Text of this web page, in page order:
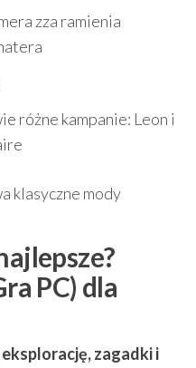
zza ramienia
różne kampanie: Leon i
klasyczne mody
PC) dla
eksplorację, zagadki i